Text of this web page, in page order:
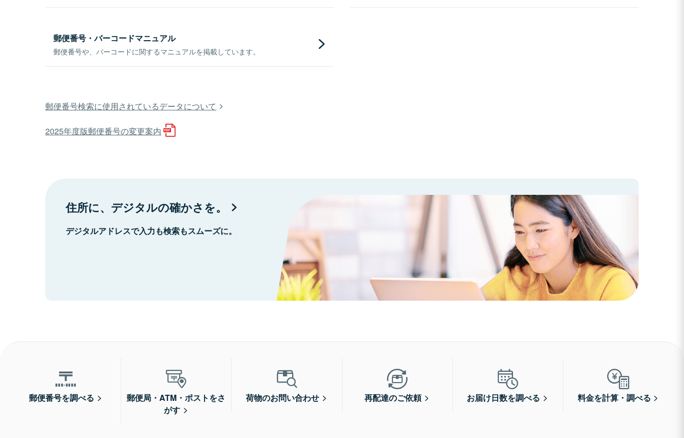
郵便番号・バーコードマニュアル
郵便番号や、バーコードに関するマニュアルを掲載しています。
郵便番号検索に使用されているデータについて
2025年度版郵便番号の変更案内
住所に、デジタルの確かさを。
デジタルアドレスで入力も検索もスムーズに。
郵便番号を調べる
郵便局・ATM・ポストをさ
がす
荷物のお問い合わせ 再配達のご依頼 お届け日数を調べる 料金を計算・調べる